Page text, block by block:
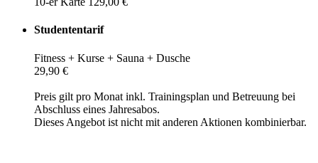
Studententarif
Fitness + Kurse + Sauna + Dusche
29,90 €
Preis gilt pro Monat inkl. Trainingsplan und Betreuung bei
Abschluss eines Jahresabos.
Dieses Angebot ist nicht mit anderen Aktionen kombinierbar.